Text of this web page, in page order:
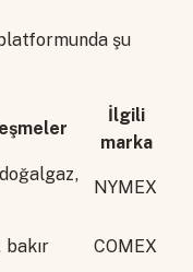
şu
İlgili
marka
NYMEX
bakır COMEX